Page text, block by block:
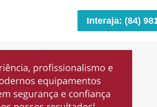
Interaja: (84)